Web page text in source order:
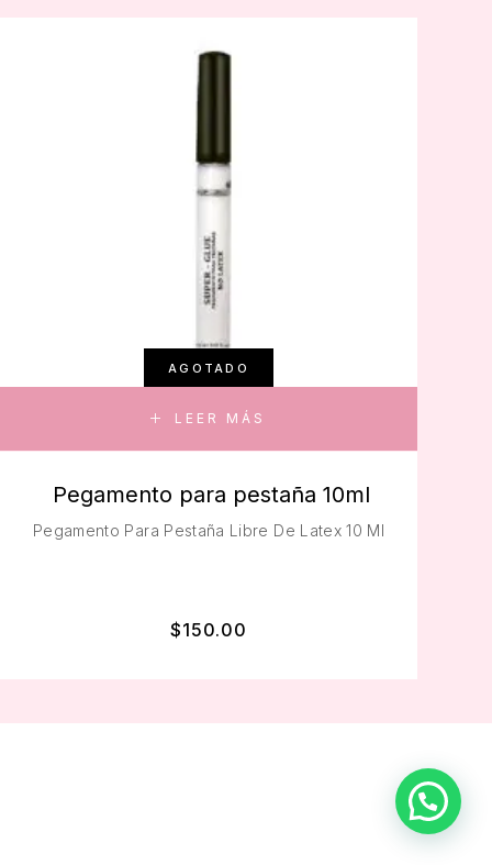
AGOTADO
LEER MÁS
Pegamento para pestaña 10ml
Pegamento Para Pestaña Libre De Latex 10 Ml
$150.00